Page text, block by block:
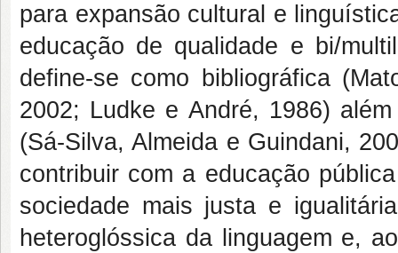
para expansão cultural e
educação de qualidade e bi/
define-se como bibliográfica
2002; Ludke e André, 1986)
(Sá-Silva, Almeida e Guindani,
contribuir com a educação
sociedade mais justa e
heteroglóssica da linguagem e,